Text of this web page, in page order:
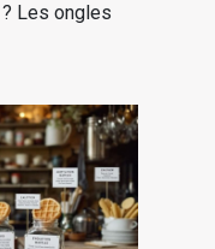
Les ongles